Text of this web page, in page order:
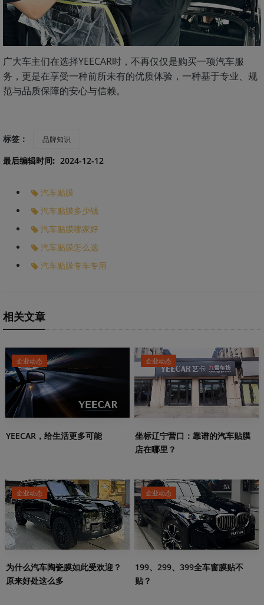
广大车主们在选择YEECAR时，不再仅仅是购买一项汽车服
务，更是在享受一种前所未有的优质体验，一种基于专业、规
范与品质保障的安心与信赖。
标签： 品牌知识
最后编辑时间: 2024-12-12
汽车贴膜
汽车贴膜多少钱
汽车贴膜哪家好
汽车贴膜怎么选
汽车贴膜专车专用
相关文章
企业动态
YEECAR，给生活更多可能
企业动态
坐标辽宁营口：靠谱的汽车贴膜
店在哪里？
企业动态
为什么汽车陶瓷膜如此受欢迎？
原来好处这么多
企业动态
199、299、399全车窗膜贴不
贴？